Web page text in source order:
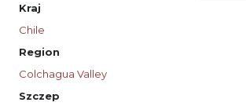
Kraj
Chile
Region
Colchagua Valley
Szczep